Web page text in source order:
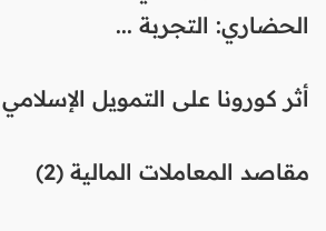
الحضاري: التجربة ...
أثر كورونا على التمويل الإسلامي
مقاصد المعاملات المالية (2)